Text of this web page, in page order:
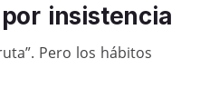
insistencia
Pero los hábitos